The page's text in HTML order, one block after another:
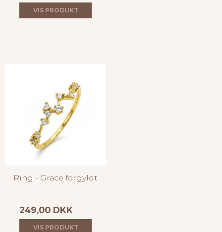
VIS PRODUKT
Ring - Grace forgyldt
249,00 DKK
VIS PRODUKT